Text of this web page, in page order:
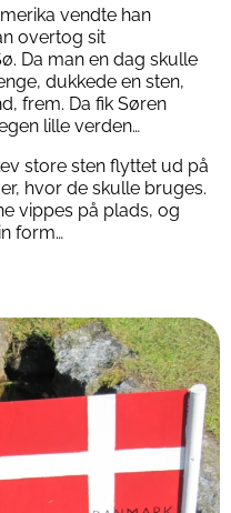
vendte han
overtog sit
Da man en dag skulle
dukkede en sten,
frem. Da fik Søren
lille verden…
store sten flyttet ud på
hvor de skulle bruges.
vippes på plads, og
form…